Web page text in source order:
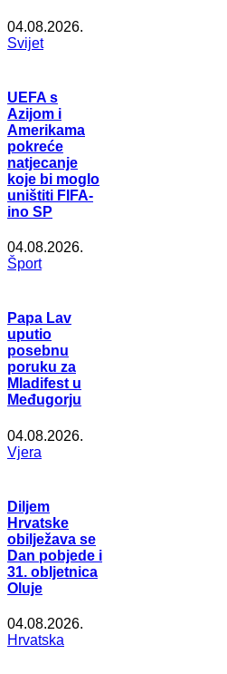
04.08.2026.
Svijet
UEFA s
Azijom i
Amerikama
pokreće
natjecanje
koje bi moglo
uništiti FIFA-
ino SP
04.08.2026.
Šport
Papa Lav
uputio
posebnu
poruku za
Mladifest u
Međugorju
04.08.2026.
Vjera
Diljem
Hrvatske
obilježava se
Dan pobjede i
31. obljetnica
Oluje
04.08.2026.
Hrvatska